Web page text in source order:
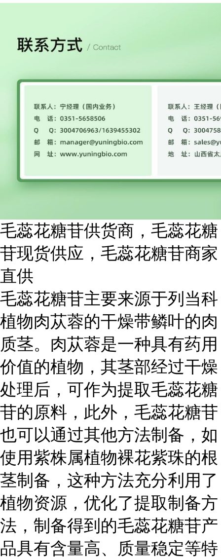
毛蕊花糖苷供货商，毛蕊花糖
苷现货供应，毛蕊花糖苷商家
直供
毛蕊花糖苷主要来源于列当科
植物肉苁蓉的干燥带鳞叶的肉
质茎。肉苁蓉是一种具有药用
价值的植物，其茎部经过干燥
处理后，可作为提取毛蕊花糖
苷的原料，此外，毛蕊花糖苷
也可以通过其他方法制备，如
使用紫株属植物裸花紫珠的根
茎制备，这种方法充分利用了
植物资源，优化了提取制备方
法，制备得到的毛蕊花糖苷产
品具有含量高、质量稳定等特